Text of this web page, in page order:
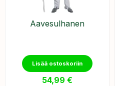
Aavesulhanen
Lisää ostoskoriin
54,99 €